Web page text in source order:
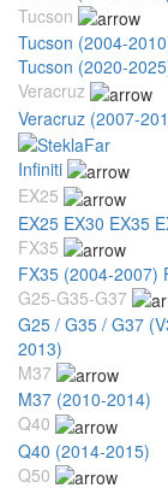
Tucson
Tucson (2004-
Tucson (2020-
Veracruz
Veracruz (2007-
Infiniti
EX25
EX25 EX30 EX35
FX35
FX35 (2004-2007)
G25-G35-G37
G25 / G35 / G37
2013)
M37
M37 (2010-2014)
Q40
Q40 (2014-2015)
Q50